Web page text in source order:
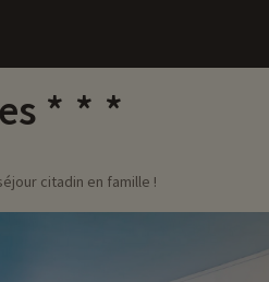
citadin en famille !